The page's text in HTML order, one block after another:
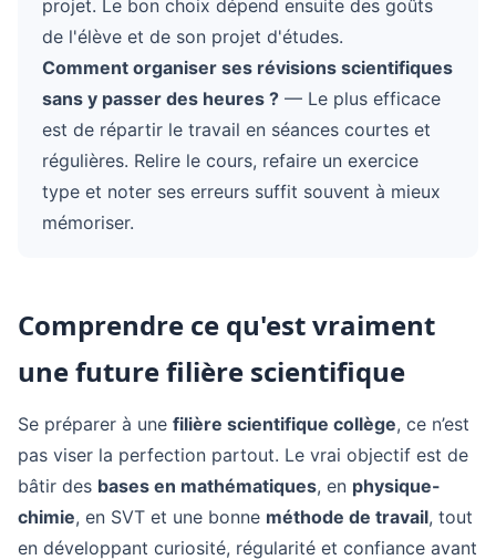
projet. Le bon choix dépend ensuite des goûts
de l'élève et de son projet d'études.
Comment organiser ses révisions scientifiques
sans y passer des heures ? — Le plus efficace
est de répartir le travail en séances courtes et
régulières. Relire le cours, refaire un exercice
type et noter ses erreurs suffit souvent à mieux
mémoriser.
Comprendre ce qu'est vraiment
une future filière scientifique
Se préparer à une filière scientifique collège, ce n’est
pas viser la perfection partout. Le vrai objectif est de
bâtir des bases en mathématiques, en physique-
chimie, en SVT et une bonne méthode de travail, tout
en développant curiosité, régularité et confiance avant